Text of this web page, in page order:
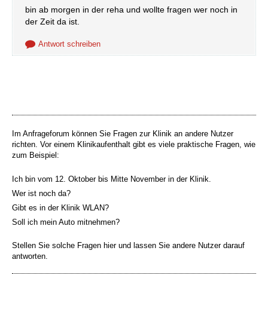
bin ab morgen in der reha und wollte fragen wer noch in
der Zeit da ist.
Antwort schreiben
Im Anfrageforum können Sie Fragen zur Klinik an andere Nutzer
richten. Vor einem Klinikaufenthalt gibt es viele praktische Fragen, wie
zum Beispiel:
Ich bin vom 12. Oktober bis Mitte November in der Klinik.
Wer ist noch da?
Gibt es in der Klinik WLAN?
Soll ich mein Auto mitnehmen?
Stellen Sie solche Fragen hier und lassen Sie andere Nutzer darauf
antworten.